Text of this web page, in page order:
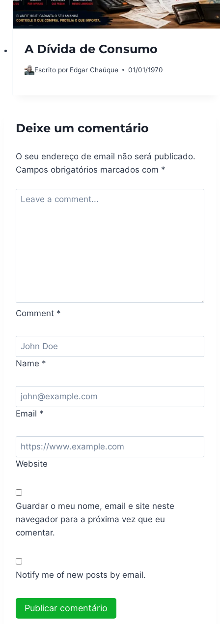
A Dívida de Consumo
Escrito por Edgar Chaúque 01/01/1970
Deixe um comentário
O seu endereço de email não será publicado.
Campos obrigatórios marcados com *
Comment *
Name *
Email *
Website
Guardar o meu nome, email e site neste
navegador para a próxima vez que eu
comentar.
Notify me of new posts by email.